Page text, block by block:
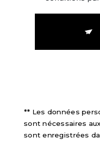
** Les données
sont nécessaires
sont enregistrées